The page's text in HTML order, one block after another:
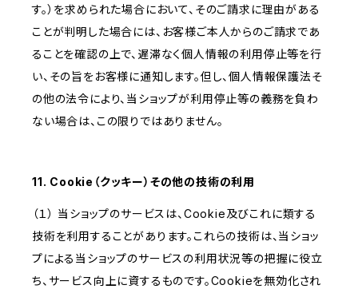
す。）を求められた場合において、そのご請求に理由がある
ことが判明した場合には、お客様ご本人からのご請求であ
ることを確認の上で、遅滞なく個人情報の利用停止等を行
い、その旨をお客様に通知します。但し、個人情報保護法そ
の他の法令により、当ショップが利用停止等の義務を負わ
ない場合は、この限りではありません。
11. Cookie（クッキー）その他の技術の利用
（１） 当ショップのサービスは、Cookie及びこれに類する
技術を利用することがあります。これらの技術は、当ショッ
プによる当ショップのサービスの利用状況等の把握に役立
ち、サービス向上に資するものです。Cookieを無効化され